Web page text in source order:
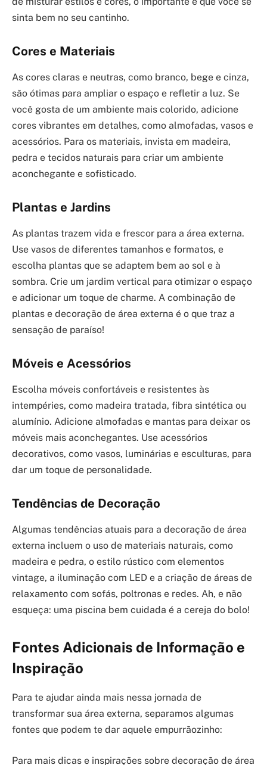
sinta bem no seu cantinho.
Cores e Materiais
As cores claras e neutras, como branco, bege e cinza,
são ótimas para ampliar o espaço e refletir a luz. Se
você gosta de um ambiente mais colorido, adicione
cores vibrantes em detalhes, como almofadas, vasos e
acessórios. Para os materiais, invista em madeira,
pedra e tecidos naturais para criar um ambiente
aconchegante e sofisticado.
Plantas e Jardins
As plantas trazem vida e frescor para a área externa.
Use vasos de diferentes tamanhos e formatos, e
escolha plantas que se adaptem bem ao sol e à
sombra. Crie um jardim vertical para otimizar o espaço
e adicionar um toque de charme. A combinação de
plantas e decoração de área externa é o que traz a
sensação de paraíso!
Móveis e Acessórios
Escolha móveis confortáveis e resistentes às
intempéries, como madeira tratada, fibra sintética ou
alumínio. Adicione almofadas e mantas para deixar os
móveis mais aconchegantes. Use acessórios
decorativos, como vasos, luminárias e esculturas, para
dar um toque de personalidade.
Tendências de Decoração
Algumas tendências atuais para a decoração de área
externa incluem o uso de materiais naturais, como
madeira e pedra, o estilo rústico com elementos
vintage, a iluminação com LED e a criação de áreas de
relaxamento com sofás, poltronas e redes. Ah, e não
esqueça: uma piscina bem cuidada é a cereja do bolo!
Fontes Adicionais de Informação e
Inspiração
Para te ajudar ainda mais nessa jornada de
transformar sua área externa, separamos algumas
fontes que podem te dar aquele empurrãozinho:
Para mais dicas e inspirações sobre decoração de área